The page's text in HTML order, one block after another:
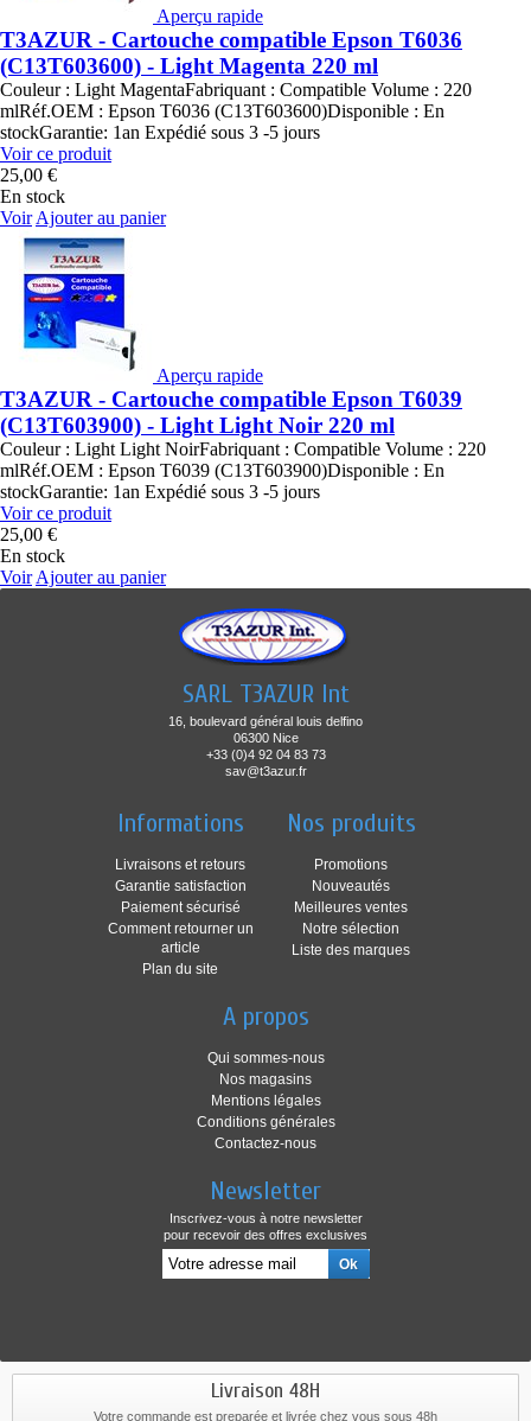
Aperçu rapide
T3AZUR - Cartouche compatible Epson T6036
(C13T603600) - Light Magenta 220 ml
Couleur : Light MagentaFabriquant : Compatible Volume : 220
mlRéf.OEM : Epson T6036 (C13T603600)Disponible : En
stockGarantie: 1an Expédié sous 3 -5 jours
Voir ce produit
25,00 €
En stock
Voir Ajouter au panier
Aperçu rapide
T3AZUR - Cartouche compatible Epson T6039
(C13T603900) - Light Light Noir 220 ml
Couleur : Light Light NoirFabriquant : Compatible Volume : 220
mlRéf.OEM : Epson T6039 (C13T603900)Disponible : En
stockGarantie: 1an Expédié sous 3 -5 jours
Voir ce produit
25,00 €
En stock
Voir Ajouter au panier
SARL T3AZUR Int
16, boulevard général louis delfino
06300 Nice
+33 (0)4 92 04 83 73
sav@t3azur.fr
Informations
Livraisons et retours
Garantie satisfaction
Paiement sécurisé
Comment retourner un
article
Plan du site
Nos produits
Promotions
Nouveautés
Meilleures ventes
Notre sélection
Liste des marques
A propos
Qui sommes-nous
Nos magasins
Mentions légales
Conditions générales
Contactez-nous
Newsletter
Inscrivez-vous à notre newsletter
pour recevoir des offres exclusives
Livraison 48H
Votre commande est preparée et livrée chez vous sous 48h